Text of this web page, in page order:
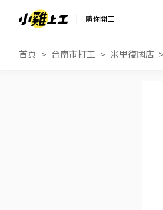
隨你開工
首頁 台南市打工 米里復國店